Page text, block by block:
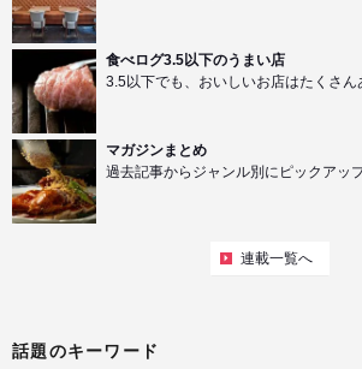
食べログ3.5以下のうまい店
3.5以下でも、おいしいお店はたくさん
マガジンまとめ
過去記事からジャンル別にピックアップ
連載一覧へ
話題のキーワード